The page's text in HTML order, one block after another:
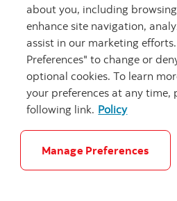
Contactez-nous
1.800.575.2424
Autres numéros
Obtenir des conseils
about you, including
enhance site navigation,
assist in our marketing
Preferences" to change or
optional cookies. To learn
your preferences at any time,
following link. Policy
Manage Preferences